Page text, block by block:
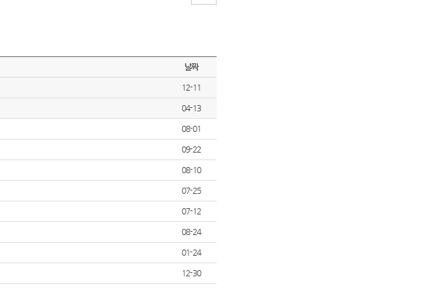
날짜
12-11
04-13
08-01
09-22
08-10
07-25
07-12
08-24
01-24
12-30